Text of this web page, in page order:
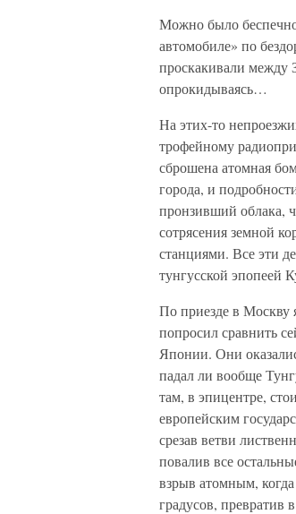
Можно было
автомобиле» по
проскакивали между
опрокидываясь…
На этих-то
трофейному
сброшена атомная
города, и
пронзивший облака,
сотрясения земной
станциями. Все эти
тунгусской эпопеей
По приезде в Москву
попросил сравнить
Японии. Они
падал ли вообще
там, в эпицентре,
европейским
срезав ветви
повалив все
взрыв атомным,
градусов, превратив